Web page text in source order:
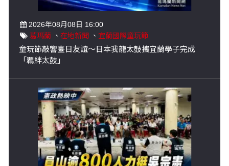
2026年08月08日 16:00
葛瑪蘭 、 在地新聞 、 宜蘭國際童玩節
童玩節敲響臺日友誼～日本我龍太鼓攜宜蘭學子完成
「羈絆太鼓」